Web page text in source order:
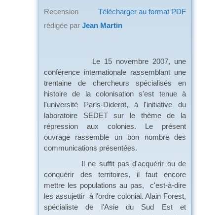
Télécharger au format PDF
Recension
rédigée par Jean Martin
Le 15 novembre 2007, une
conférence internationale rassemblant une
trentaine de chercheurs spécialisés en
histoire de la colonisation s'est tenue à
l'université Paris-Diderot, à l'initiative du
laboratoire SEDET sur le thème de la
répression aux colonies. Le présent
ouvrage rassemble un bon nombre des
communications présentées.
Il ne suffit pas d'acquérir ou de
conquérir des territoires, il faut encore
mettre les populations au pas, c'est-à-dire
les assujettir à l'ordre colonial. Alain Forest,
spécialiste de l'Asie du Sud Est et